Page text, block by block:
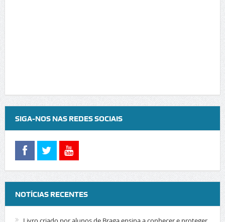
SIGA-NOS NAS REDES SOCIAIS
NOTÍCIAS RECENTES